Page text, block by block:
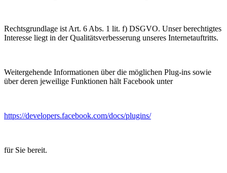
Rechtsgrundlage ist Art. 6 Abs. 1 lit. f) DSGVO. Unser berechtigtes
Interesse liegt in der Qualitätsverbesserung unseres Internetauftritts.
Weitergehende Informationen über die möglichen Plug-ins sowie
über deren jeweilige Funktionen hält Facebook unter
https://developers.facebook.com/docs/plugins/
für Sie bereit.